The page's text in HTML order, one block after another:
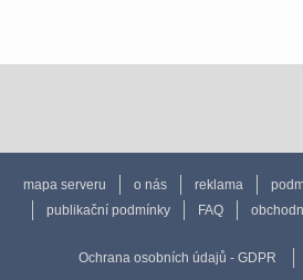
mapa serveru o nás reklama
publikační podmínky
FAQ
Ochrana osobních údajů - GDPR